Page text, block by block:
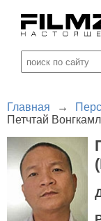
Главная →
Петчтай